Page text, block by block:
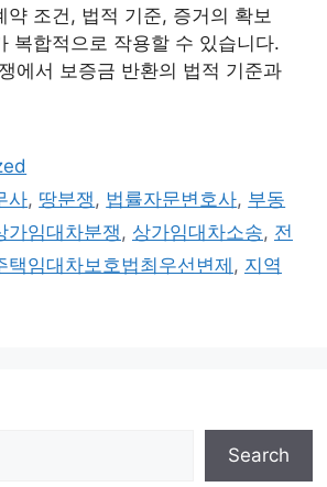
약 조건, 법적 기준, 증거의 확보
복합적으로 작용할 수 있습니다.
에서 보증금 반환의 법적 기준과
사, 땅분쟁 , 법률자문변호사, 부동
가임대차분쟁 , 상가임대차소송, 전
택임대차보호법최우선변제 , 지역
Search